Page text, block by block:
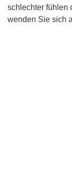
schlechter fühlen
wenden Sie sich